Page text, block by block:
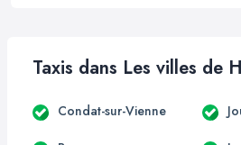
Taxis dans Les villes de
Condat-sur-Vienne